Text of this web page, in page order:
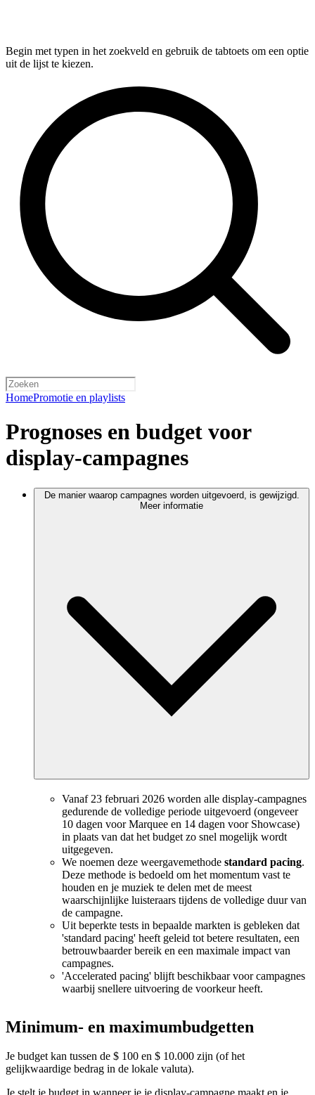
Begin met typen in het zoekveld en gebruik de tabtoets om een optie
uit de lijst te kiezen.
HomePromotie en playlists
Prognoses en budget voor
display-campagnes
De manier waarop campagnes worden uitgevoerd, is gewijzigd.
Meer informatie
Vanaf 23 februari 2026 worden alle display-campagnes
gedurende de volledige periode uitgevoerd (ongeveer
10 dagen voor Marquee en 14 dagen voor Showcase)
in plaats van dat het budget zo snel mogelijk wordt
uitgegeven.
We noemen deze weergavemethode standard pacing.
Deze methode is bedoeld om het momentum vast te
houden en je muziek te delen met de meest
waarschijnlijke luisteraars tijdens de volledige duur van
de campagne.
Uit beperkte tests in bepaalde markten is gebleken dat
'standard pacing' heeft geleid tot betere resultaten, een
betrouwbaarder bereik en een maximale impact van
campagnes.
'Accelerated pacing' blijft beschikbaar voor campagnes
waarbij snellere uitvoering de voorkeur heeft.
Minimum- en maximumbudgetten
Je budget kan tussen de $ 100 en $ 10.000 zijn (of het
gelijkwaardige bedrag in de lokale valuta).